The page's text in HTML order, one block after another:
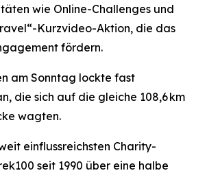
wie Online-Challenges und
Kurzvideo-Aktion, die das
fördern.
am Sonntag lockte fast
die sich auf die gleiche 108,6 km
wagten.
einflussreichsten Charity-
seit 1990 über eine halbe